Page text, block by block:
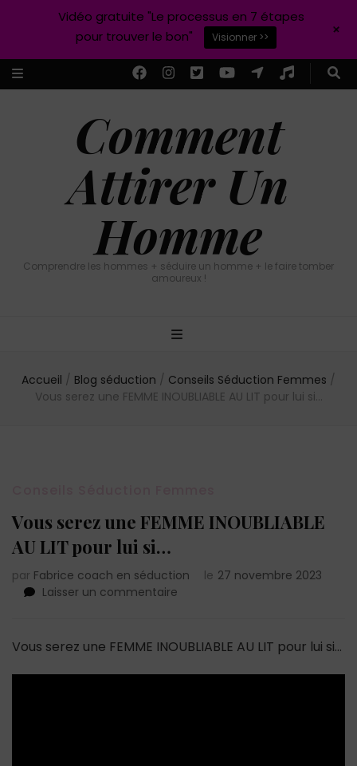
Comment
Attirer Un
Homme
Comprendre les hommes + séduire un homme + le faire tomber
amoureux !
Accueil / Blog séduction / Conseils Séduction Femmes /
Vous serez une FEMME INOUBLIABLE AU LIT pour lui si…
Vous serez une FEMME INOUBLIABLE
AU LIT pour lui si…
par Fabrice coach en séduction le 27 novembre 2023
Laisser un commentaire
une
INOUBLIABLE
Vous serez une FEMME INOUBLIABLE AU LIT pour lui si…
Vidéo gratuite "Le processus en 7 étapes
pour trouver le bon"
Visionner >> +